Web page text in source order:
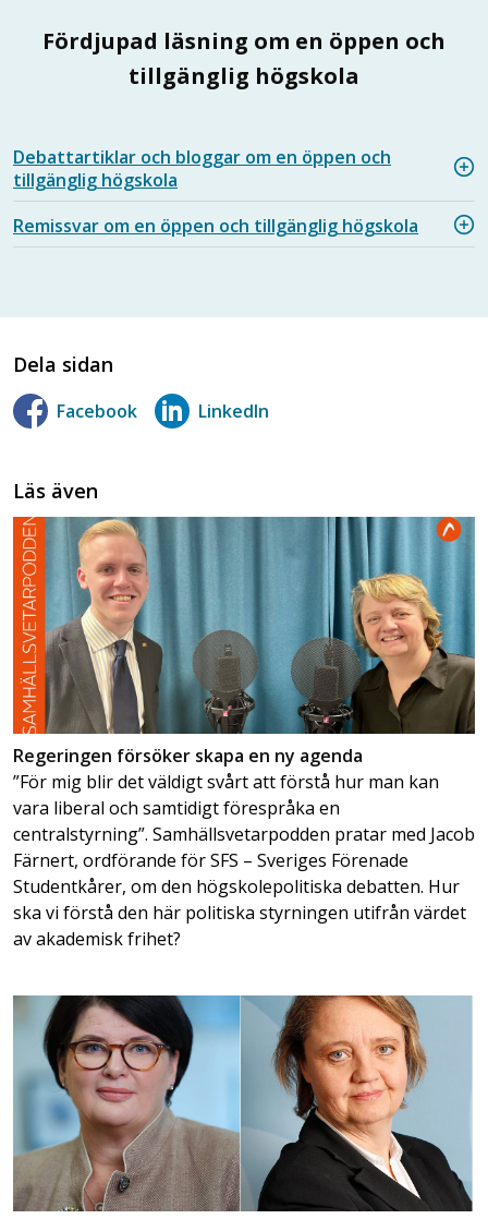
Fördjupad läsning om en öppen och
tillgänglig högskola
Debattartiklar och bloggar om en öppen och
tillgänglig högskola
Remissvar om en öppen och tillgänglig högskola
Dela sidan
Facebook LinkedIn
Läs även
Regeringen försöker skapa en ny agenda
”För mig blir det väldigt svårt att förstå hur man kan
vara liberal och samtidigt förespråka en
centralstyrning”. Samhällsvetarpodden pratar med Jacob
Färnert, ordförande för SFS – Sveriges Förenade
Studentkårer, om den högskolepolitiska debatten. Hur
ska vi förstå den här politiska styrningen utifrån värdet
av akademisk frihet?